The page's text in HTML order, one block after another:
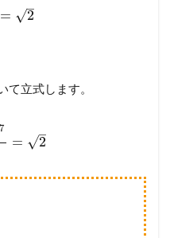
= 2
–
√
て立式します。
7
= 2
–
√